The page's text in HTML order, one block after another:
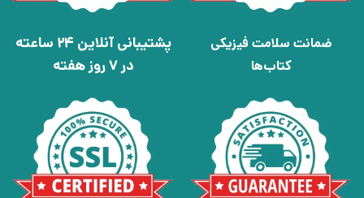
ضمانت سلامت فیزیکی
کتاب‌ها
پشتیبانی آنلاین 24 ساعته
در 7 روز هفته